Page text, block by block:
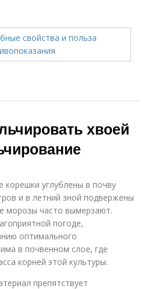
хвоей
корешки углублены в почву
и в летний зной подвержены
морозы часто вымерзают.
погоде,
оптимального
в почвенном слое, где
корней этой культуры.
препятствует